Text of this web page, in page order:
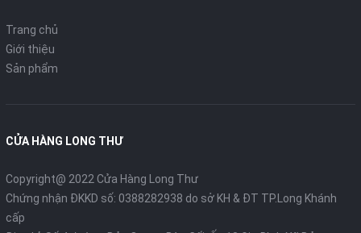
Trang chủ
Giới thiệu
Sản phẩm
CỬA HÀNG LONG THƯ
Copyright@ 2022 Cửa Hàng Long Thư
Chứng nhận ĐKKD số: 0388282938 do sở KH & ĐT TP.Long Khánh
cấp